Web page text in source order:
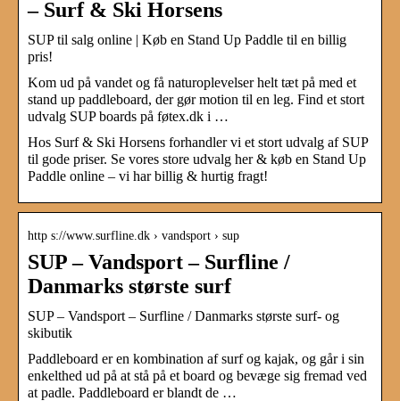
– Surf & Ski Horsens
SUP til salg online | Køb en Stand Up Paddle til en billig
pris!
Kom ud på vandet og få naturoplevelser helt tæt på med et
stand up paddleboard, der gør motion til en leg. Find et stort
udvalg SUP boards på føtex.dk i …
Hos Surf & Ski Horsens forhandler vi et stort udvalg af SUP
til gode priser. Se vores store udvalg her & køb en Stand Up
Paddle online – vi har billig & hurtig fragt!
http s://www.surfline.dk › vandsport › sup
SUP – Vandsport – Surfline /
Danmarks største surf
SUP – Vandsport – Surfline / Danmarks største surf- og
skibutik
Paddleboard er en kombination af surf og kajak, og går i sin
enkelthed ud på at stå på et board og bevæge sig fremad ved
at padle. Paddleboard er blandt de …